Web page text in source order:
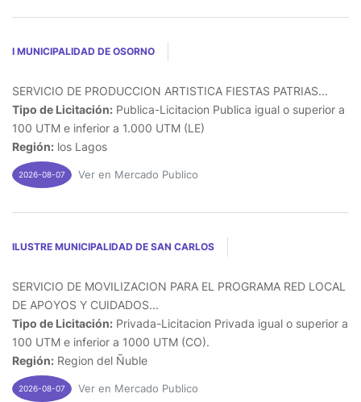
I MUNICIPALIDAD DE OSORNO
SERVICIO DE PRODUCCION ARTISTICA FIESTAS PATRIAS...
Tipo de Licitación: Publica-Licitacion Publica igual o superior a
100 UTM e inferior a 1.000 UTM (LE)
Región: los Lagos
2026-08-07 Ver en Mercado Publico
ILUSTRE MUNICIPALIDAD DE SAN CARLOS
SERVICIO DE MOVILIZACION PARA EL PROGRAMA RED LOCAL
DE APOYOS Y CUIDADOS...
Tipo de Licitación: Privada-Licitacion Privada igual o superior a
100 UTM e inferior a 1000 UTM (CO).
Región: Region del Ñuble
2026-08-07 Ver en Mercado Publico